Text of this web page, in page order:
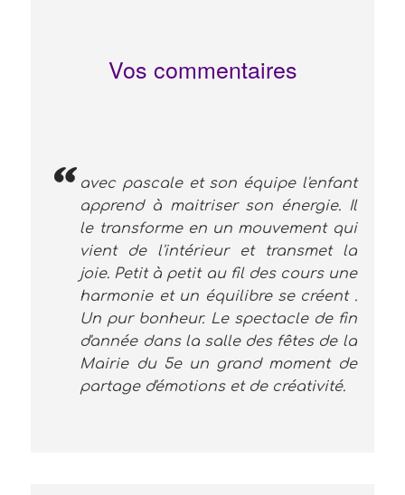
Vos commentaires
avec pascale et son équipe l'enfant
apprend à maitriser son énergie. Il
le transforme en un mouvement qui
vient de l'intérieur et transmet la
joie. Petit à petit au fil des cours une
harmonie et un équilibre se créent .
Un pur bonheur. Le spectacle de fin
d'année dans la salle des fêtes de la
Mairie du 5e un grand moment de
partage d'émotions et de créativité.